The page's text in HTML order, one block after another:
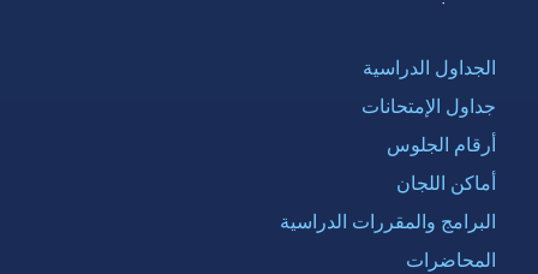
الجداول الدراسية
جداول الإمتحانات
أرقام الجلوس
أماكن اللجان
البرامج والمقررات الدراسية
المحاضرات